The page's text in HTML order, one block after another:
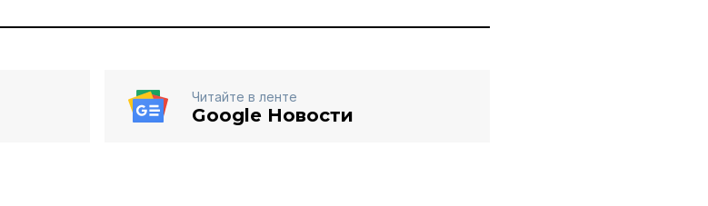
Читайте в ленте
Google Новости